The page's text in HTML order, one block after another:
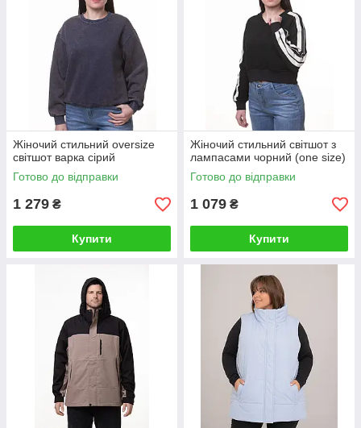
Жіночий стильний oversize
світшот варка сірий
Готово до відправки
1 279 ₴
Купити
Жіночий стильний світшот з
лампасами чорний (one size)
Готово до відправки
1 079 ₴
Купити